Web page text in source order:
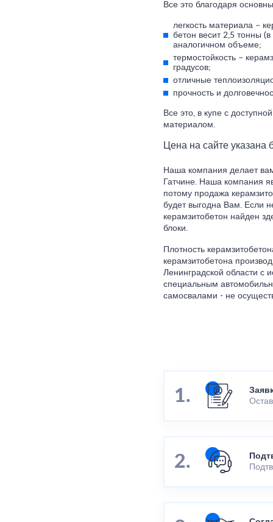
Все это благодаря
легкость материала –
бетон весит 2,5 тонны
аналогичном объеме;
термостойкость –
градусов;
отличные
прочность и
Все это, в купе с
материалом.
Цена на сайте указана
Наша компания делает
Гатчине. Наша компания
потому продажа
будет выгодна Вам. Если
керамзитобетон найден
блоки.
Плотность
керамзитобетона
Ленинградской области с
специальным
самосвалами - не